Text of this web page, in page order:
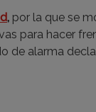
, por la que se
para hacer
de alarma